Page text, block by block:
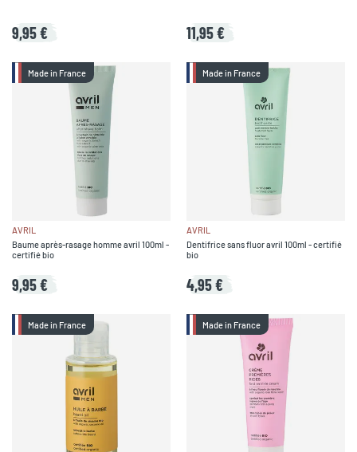
9,95 € 11,95 €
Made in France
AVRIL
Baume après-rasage homme avril 100ml -
certifié bio
9,95 €
Made in France
AVRIL
Dentifrice sans fluor avril 100ml - certifié
bio
4,95 €
Made in France Made in France